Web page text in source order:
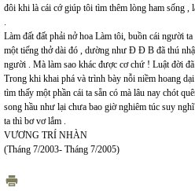
đôi khi là cái cớ giúp tôi tìm thêm lòng ham sống ,
.
Làm đất đất phải nở hoa Làm tôi, buồn cái người
một tiếng thở dài đó , dường như Đ Đ B đã thú
người . Mà làm sao khác được cơ chứ ! Luật đời
Trong khi khai phá và trình bày nỗi niềm hoang
tìm thấy một phần cái ta sẵn có mà lâu nay chót
song hầu như lại chưa bao giờ nghiêm túc suy
ta thì bơ vơ lắm .
VƯƠNG TRÍ NHÀN
(Tháng 7/2003- Tháng 7/2005)